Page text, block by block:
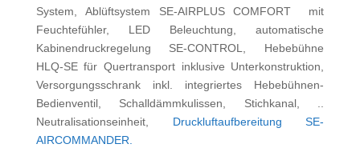
System, Ablüftsystem SE-AIRPLUS COMFORT mit
Feuchtefühler, LED Beleuchtung, automatische
Kabinendruckregelung SE-CONTROL, Hebebühne
HLQ-SE für Quertransport inklusive Unterkonstruktion,
Versorgungsschrank inkl. integriertes Hebebühnen-
Bedienventil, Schalldämmkulissen, Stichkanal, ..
Neutralisationseinheit, Druckluftaufbereitung SE-
AIRCOMMANDER.